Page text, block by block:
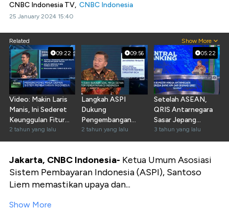
CNBC Indonesia TV, CNBC Indonesia
25 January 2024 15:40
Related Show More
09:22
Video: Makin Laris
Manis, Ini Sederet
Keunggulan Fitur
QRIS TUNTAS
2 tahun yang lalu
09:56
Langkah ASPI
Dukung
Pengembangan
Rupiah Digital & 3
Fitur Baru BI-Fast
2 tahun yang lalu
05:22
Setelah ASEAN,
QRIS Antarnegara
Sasar Jepang
Hingga China
3 tahun yang lalu
Jakarta, CNBC Indonesia- Ketua Umum Asosiasi
Sistem Pembayaran Indonesia (ASPI), Santoso
Liem memastikan upaya dan...
Show More